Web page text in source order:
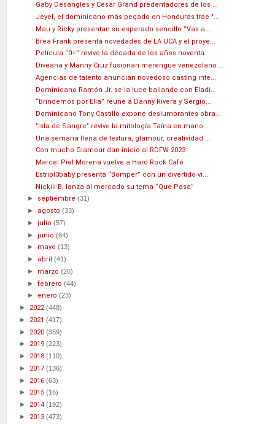
Gaby Desangles y César Grand predentadores de los ...
Jeyel, el dominicano más pegado en Honduras trae "...
Mau y Ricky presentan su esperado sencillo “Vas a ...
Brea Frank presenta novedades de LA UCA y el proye...
Película “0+” revive la década de los años noventa...
Diveana y Manny Cruz fusionan merengue venezolano ...
Agencias de talento anuncian novedoso casting inte...
Dominicano Ramón Jr. se la luce bailando con Eladi...
“Brindemos por Ella” reúne a Danny Rivera y Sergio...
Dominicano Tony Castillo expone deslumbrantes obra...
"Isla de Sangre" revive la mitología Taína en mano...
Una semana llena de textura, glamour, creatividad ...
Con mucho Glamour dan inicio al RDFW 2023
Marcel Piel Morena vuelve a Hard Rock Café
Estripl3baby presenta “Bomper” con un divertido vi...
Nickiii B, lanza al mercado su tema “Que Pasa”
► septiembre(31)
► agosto(33)
►julio(57)
►junio(64)
► mayo(13)
► abril(41)
► marzo(26)
►febrero(44)
► enero(23)
► 2022(448)
► 2021 (417)
► 2020 (359)
► 2019 (223)
► 2018 (110)
► 2017 (136)
► 2016 (63)
► 2015 (16)
► 2014 (192)
► 2013 (473)